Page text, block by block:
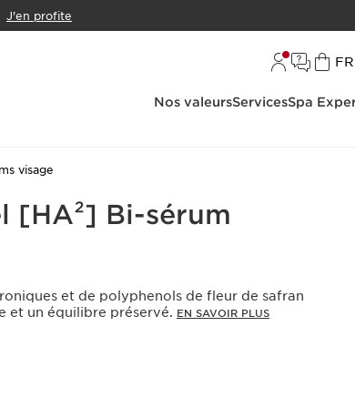
J'en profite
FR
Nos valeursServicesSpa
visage
[HA²] Bi-sérum
et de polyphenols de fleur de safran
et un équilibre préservé. EN SAVOIR PLUS